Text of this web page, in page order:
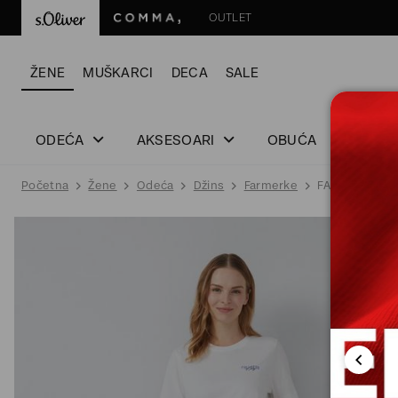
OUTLET
ŽENE MUŠKARCI DECA SALE
ODEĆA AKSESOARI OBUĆA
Početna Žene Odeća Džins Farmerke FARMERKE